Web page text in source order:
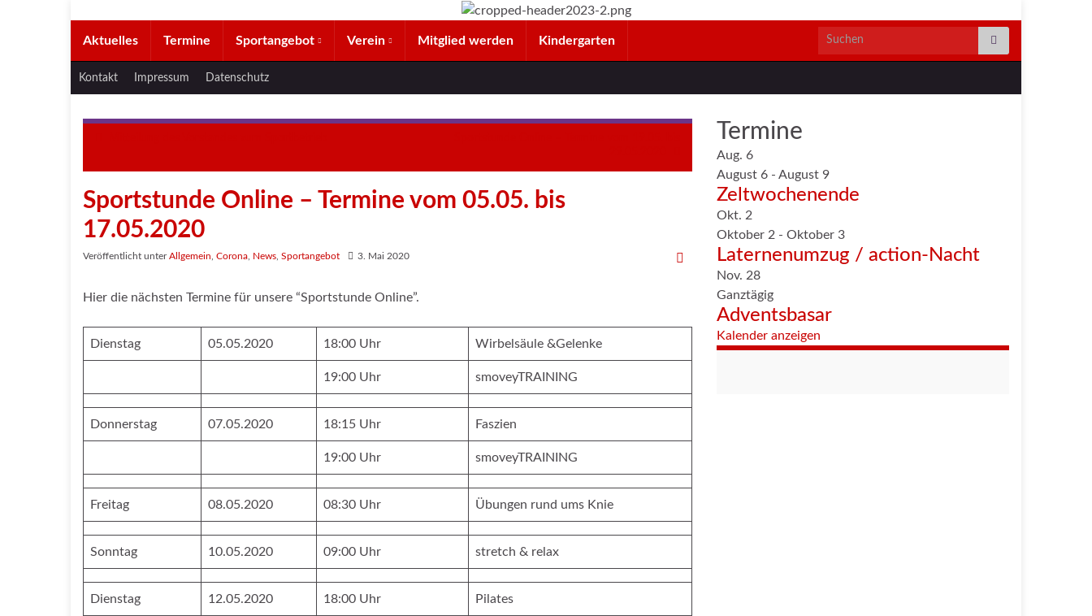
Aktuelles Termine Sportangebot Verein Mitglied werden Kindergarten Search for:
Kontakt Impressum Datenschutz
Sportstunde Online – Termine vom 05.05. bis
17.05.2020
Veröffentlicht unterAllgemein Corona News Sportangebot 3. Mai 2020
Hier die nächsten Termine für unsere “Sportstunde Online”.
Dienstag 05.05.2020 18:00 Uhr Wirbelsäule &Gelenke
19:00 Uhr smoveyTRAINING
Donnerstag 07.05.2020 18:15 Uhr Faszien
19:00 Uhr smoveyTRAINING
Freitag 08.05.2020 08:30 Uhr Übungen rund ums Knie
Sonntag 10.05.2020 09:00 Uhr stretch & relax
Dienstag 12.05.2020 18:00 Uhr Pilates
Termine
Aug. 6
August 6 - August 9
Zeltwochenende
Okt. 2
Oktober 2 - Oktober 3
Laternenumzug / action-Nacht
Nov. 28
Ganztägig
Adventsbasar
Kalender anzeigen